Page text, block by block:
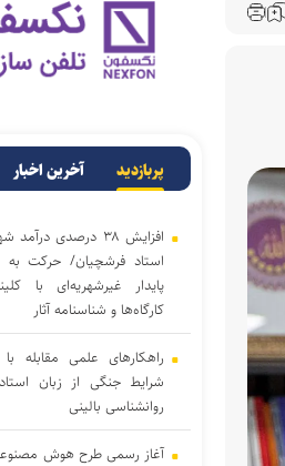
پربازدید آخرین اخبار
افزایش ۳۸ درصدی
استاد فرشچیان/ حرکت
پایدار غیرشهریه‌ای با
کارگاه‌ها و شناسنامه آثار
راهکارهای علمی مقابله
شرایط جنگی از زبان
روانشناسی بالینی
آغاز رسمی طرح هوش